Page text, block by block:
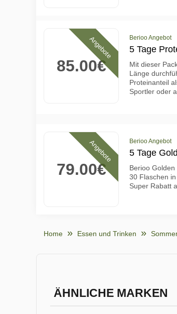
85.00€
Angebote Berioo Angebot
5 Tage
Mit dieser
Länge
Proteinanteil
Sportler oder
79.00€
Angebote Berioo Angebot
5 Tage
Berioo
30 Flaschen
Super Rabatt
Home Essen und Trinken
ÄHNLICHE MARKEN